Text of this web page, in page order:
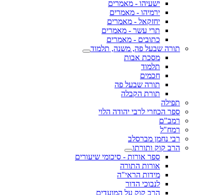
ישעיהו - מאמרים
ירמיהו - מאמרים
יחזקאל - מאמרים
תרי עשר - מאמרים
כתובים - מאמרים
תורה שבעל פה, משנה, תלמוד
מסכת אבות
תלמוד
חכמים
תורה שבעל פה
תורת הקבלה
תפילה
ספר הכוזרי לרבי יהודה הלוי
רמב"ם
רמח"ל
רבי נחמן מברסלב
הרב קוק ותורתו
ספר אורות - סיכומי שיעורים
אורות התורה
מידות הראי"ה
לנבוכי הדור
הרב קוק על המועדים